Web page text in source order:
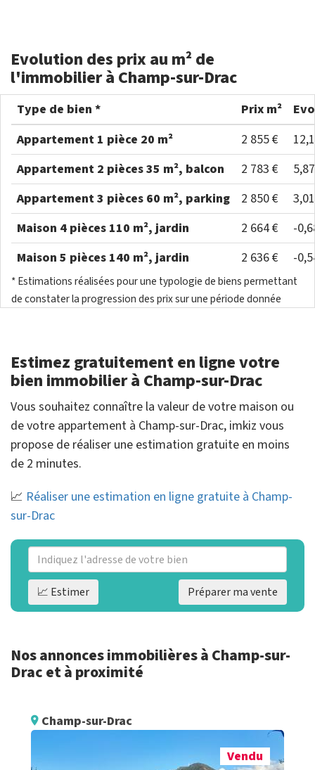
Evolution des prix au m² de
l'immobilier à Champ-sur-Drac
Type de bien * Prix m²
Appartement 1 pièce 20 m²
2 855 €
Appartement 2 pièces 35 m², balcon
2 783 €
Appartement 3 pièces 60 m², parking
2 850 €
Maison 4 pièces 110 m², jardin
2 664 €
-
Maison 5 pièces 140 m², jardin
2 636 € -
* Estimations réalisées pour une typologie de biens permettant
de constater la progression des prix sur une période donnée
Estimez gratuitement en ligne votre
bien immobilier à Champ-sur-Drac
Vous souhaitez connaître la valeur de votre maison ou
de votre appartement à Champ-sur-Drac, imkiz vous
propose de réaliser une estimation gratuite en moins
de 2 minutes.
📈 Réaliser une estimation en ligne gratuite à Champ-
sur-Drac
📈 Estimer Préparer ma vente
Nos annonces immobilières à Champ-sur-
Drac et à proximité
Champ-sur-Drac
Vendu